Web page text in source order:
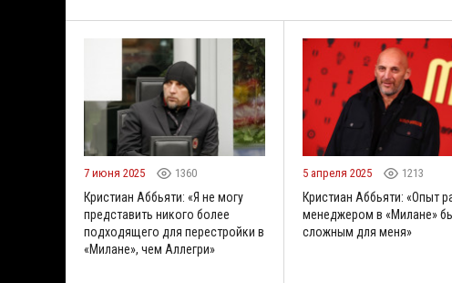
7 июня 2025 1360
Кристиан Аббьяти: «Я не могу
представить никого более
подходящего для перестройки в
«Милане», чем Аллегри»
5 апреля 2025 1213
Кристиан Аббьяти: «Опыт
менеджером в «Милане»
сложным для меня»